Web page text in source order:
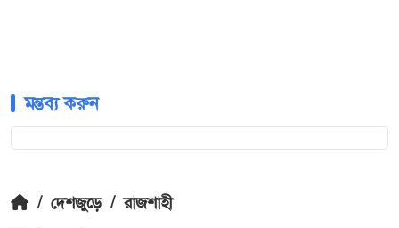
মন্তব্য করুন
/ দেশজুড়ে / রাজশাহী